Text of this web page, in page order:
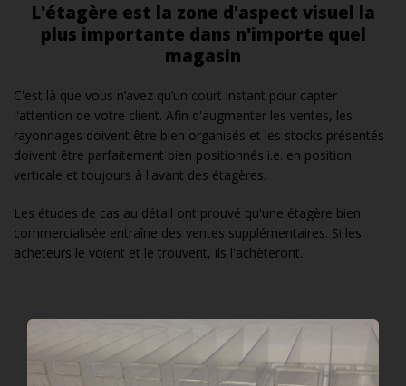
L'étagère est la zone d'aspect visuel la
plus importante dans n'importe quel
magasin
C'est là que vous n’avez qu’un court instant pour capter
l'attention de votre client. Afin d'augmenter les ventes, les
rayonnages doivent être bien organisés et les stocks présentés
doivent être parfaitement bien positionnés i.e. en position
verticale et toujours à l'avant des étagères.
Les études de cas au détail ont prouvé qu'une étagère bien
commercialisée entraîne des ventes supplémentaires. Si les
acheteurs le voient et le trouvent, ils l'achèteront.